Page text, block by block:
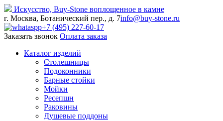
Искусство, Buy-Stone воплощенное в камне
г. Москва, Ботанический пер., д. 7info@buy-stone.ru
+7 (495) 227-60-17
Заказать звонок Оплата заказа
Каталог изделий
Столешницы
Подоконники
Барные стойки
Мойки
Ресепшн
Раковины
Душевые поддоны